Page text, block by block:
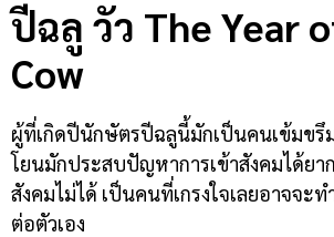
ปีฉลู วัว The Year
Cow
ผู้ที่เกิดปีนักษัตรปีฉลูนี้มักเป็นคนเข้มข
โยนมักประสบปัญหาการเข้าสังคมได้ยา
สังคมไม่ได้ เป็นคนที่เกรงใจเลยอาจจะ
ต่อตัวเอง